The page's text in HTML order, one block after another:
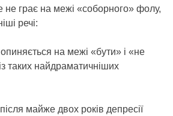
не грає на межі «соборного» фолу,
речі:
на межі «бути» і «не
таких найдраматичніших
майже двох років депресії